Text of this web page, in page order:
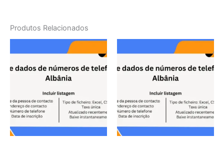
Produtos Relacionados